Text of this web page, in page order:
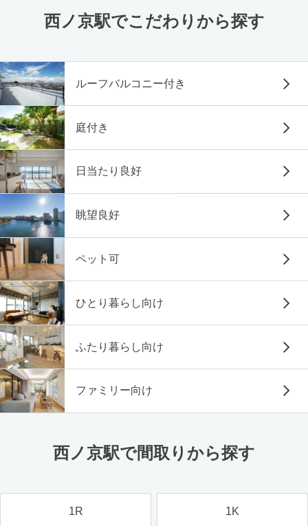
西ノ京駅でこだわりから探す
ルーフバルコニー付き
庭付き
日当たり良好
眺望良好
ペット可
ひとり暮らし向け
ふたり暮らし向け
ファミリー向け
西ノ京駅で間取りから探す
1R 1K